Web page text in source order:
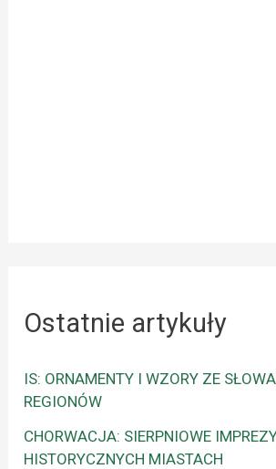
Ostatnie artykuły
IS: ORNAMENTY I WZORY ZE
REGIONÓW
CHORWACJA: SIERPNIOWE
HISTORYCZNYCH MIASTACH